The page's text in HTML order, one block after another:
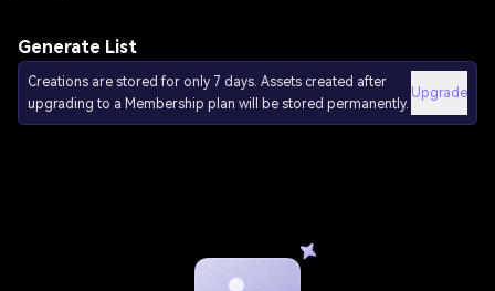
Generate List
Creations are stored for only 7 days. Assets created after
upgrading to a Membership plan will be stored permanently.
Upgrade